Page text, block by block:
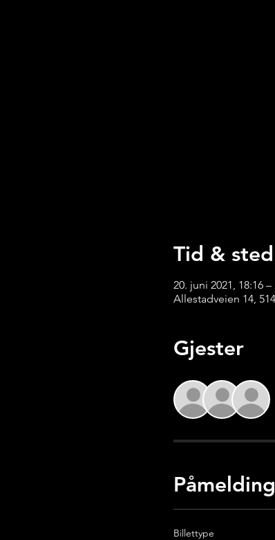
Tid & sted
20. juni 2021, 18:16 –
Allestadveien 14,
Gjester
Påmelding
Billettype